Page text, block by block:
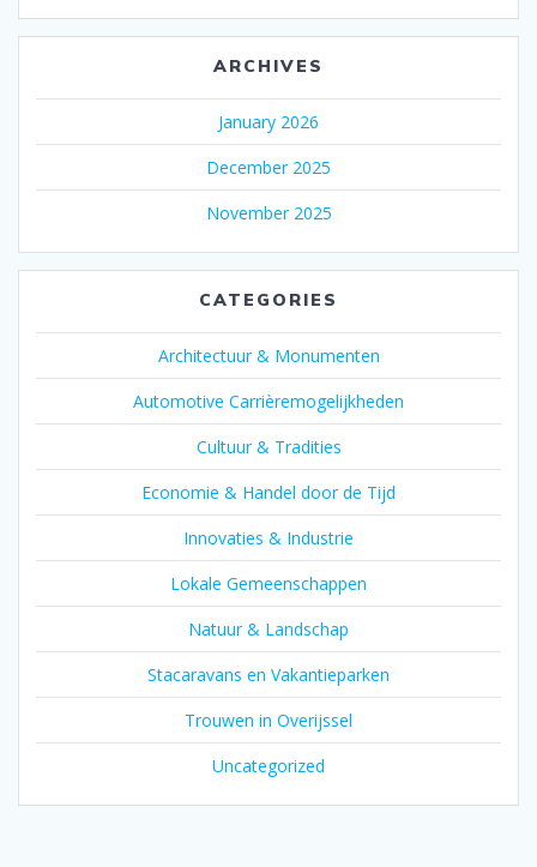
ARCHIVES
January 2026
December 2025
November 2025
CATEGORIES
Architectuur & Monumenten
Automotive Carrièremogelijkheden
Cultuur & Tradities
Economie & Handel door de Tijd
Innovaties & Industrie
Lokale Gemeenschappen
Natuur & Landschap
Stacaravans en Vakantieparken
Trouwen in Overijssel
Uncategorized